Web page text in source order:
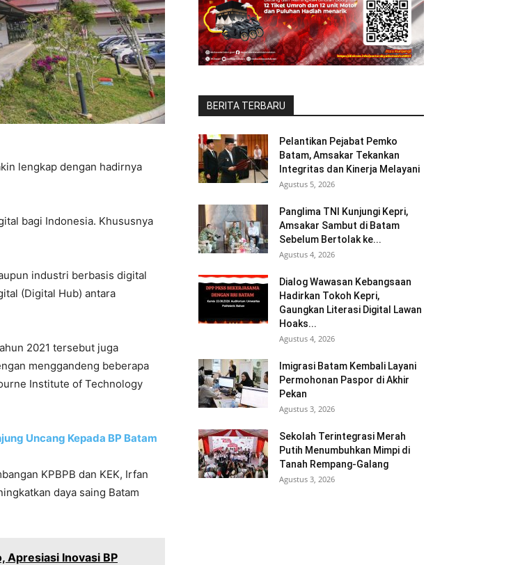
lengkap dengan hadirnya
bagi Indonesia. Khususnya
industri berbasis digital
(Digital Hub) antara
2021 tersebut juga
menggandeng beberapa
Institute of Technology
Uncang Kepada BP Batam
KPBPB dan KEK, Irfan
daya saing Batam
Apresiasi Inovasi BP
BERITA TERBARU
Pelantikan Pejabat Pemko
Batam, Amsakar Tekankan
Integritas dan Kinerja Melayani
Agustus 5, 2026
Panglima TNI Kunjungi Kepri,
Amsakar Sambut di Batam
Sebelum Bertolak ke...
Agustus 4, 2026
Dialog Wawasan Kebangsaan
Hadirkan Tokoh Kepri,
Gaungkan Literasi Digital Lawan
Hoaks...
Agustus 4, 2026
Imigrasi Batam Kembali Layani
Permohonan Paspor di Akhir
Pekan
Agustus 3, 2026
Sekolah Terintegrasi Merah
Putih Menumbuhkan Mimpi di
Tanah Rempang-Galang
Agustus 3, 2026